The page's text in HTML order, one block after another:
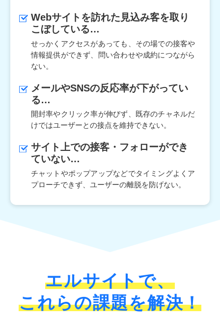
Webサイトを訪れた見込み客を取り
こぼしている…
せっかくアクセスがあっても、その場での接客や
情報提供ができず、 問い合わせや成約につながら
ない。
メールやSNSの反応率が下がってい
る…
開封率やクリック率が伸びず、既存のチャネルだ
けではユーザーとの接点を維持できない。
サイト上での接客・フォローができ
ていない…
チャットやポップアップなどでタイミングよくア
プローチできず、 ユーザーの離脱を防げない。
エルサイトで、
これらの課題を解決！